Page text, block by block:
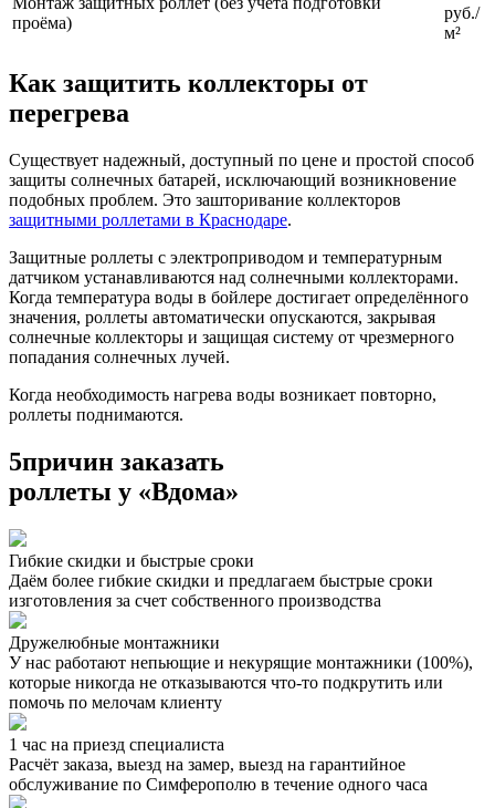
проёма)
руб./
м²
Как защитить коллекторы от
перегрева
Существует надежный, доступный по цене и простой способ
защиты солнечных батарей, исключающий возникновение
подобных проблем. Это зашторивание коллекторов
защитными роллетами в Краснодаре.
Защитные роллеты с электроприводом и температурным
датчиком устанавливаются над солнечными коллекторами.
Когда температура воды в бойлере достигает определённого
значения, роллеты автоматически опускаются, закрывая
солнечные коллекторы и защищая систему от чрезмерного
попадания солнечных лучей.
Когда необходимость нагрева воды возникает повторно,
роллеты поднимаются.
5причин заказать
роллеты у «Вдома»
Гибкие скидки и быстрые сроки
Даём более гибкие скидки и предлагаем быстрые сроки
изготовления за счет собственного производства
Дружелюбные монтажники
У нас работают непьющие и некурящие монтажники (100%),
которые никогда не отказываются что-то подкрутить или
помочь по мелочам клиенту
1 час на приезд специалиста
Расчёт заказа, выезд на замер, выезд на гарантийное
обслуживание по Симферополю в течение одного часа